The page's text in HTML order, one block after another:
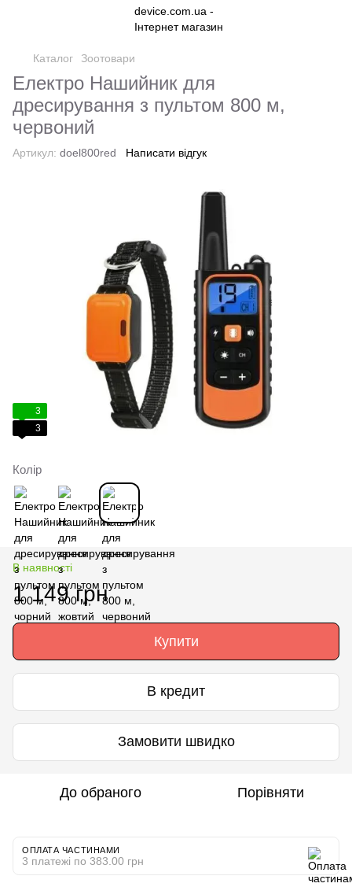
Каталог Зоотовари
Електро Нашийник для
дресирування з пультом 800 м,
червоний
Артикул: doel800red Написати відгук
3
3
Колір
В наявності
1 149 грн
Купити
В кредит
Замовити швидко
До обраного Порівняти
ОПЛАТА ЧАСТИНАМИ
3 платежі по 383.00 грн